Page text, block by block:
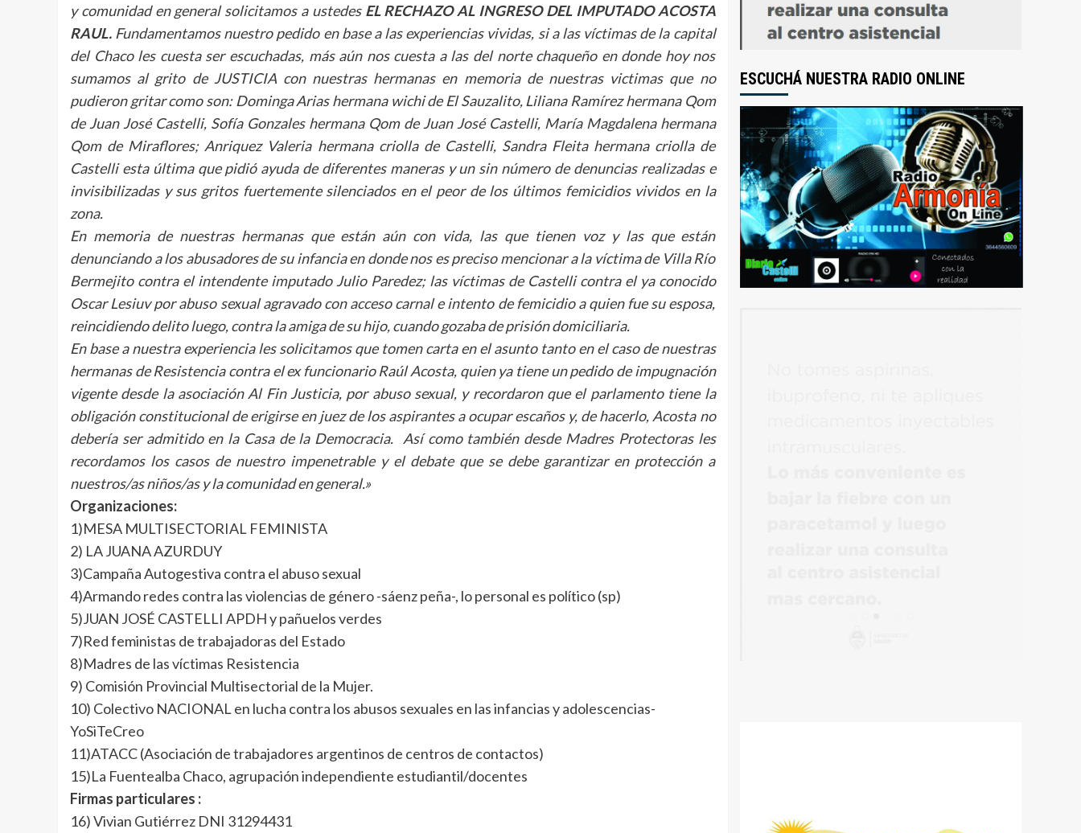
y comunidad en general solicitamos a ustedesEL RECHAZO AL INGRESO DEL IMPUTADO ACOSTA
RAUL. Fundamentamos nuestro pedido en base a las experiencias vividas, si a las víctimas de la capital
del Chaco les cuesta ser escuchadas, más aún nos cuesta a las del norte chaqueño en donde hoy nos
sumamos al grito de JUSTICIA con nuestras hermanas en memoria de nuestras victimas que no
pudieron gritar como son: Dominga Arias hermana wichi de El Sauzalito, Liliana Ramírez hermana Qom
de Juan José Castelli, Sofía Gonzales hermana Qom de Juan José Castelli, María Magdalena hermana
Qom de Miraflores; Anriquez Valeria hermana criolla de Castelli, Sandra Fleita hermana criolla de
Castelli esta última que pidió ayuda de diferentes maneras y un sin número de denuncias realizadas e
invisibilizadas y sus gritos fuertemente silenciados en el peor de los últimos femicidios vividos en la
zona.
En memoria de nuestras hermanas que están aún con vida, las que tienen voz y las que están
denunciando a los abusadores de su infancia en donde nos es preciso mencionar a la víctima de Villa Río
Bermejito contra el intendente imputado Julio Paredez; las víctimas de Castelli contra el ya conocido
Oscar Lesiuv por abuso sexual agravado con acceso carnal e intento de femicidio a quien fue su esposa,
reincidiendo delito luego, contra la amiga de su hijo, cuando gozaba de prisión domiciliaria.
En base a nuestra experiencia les solicitamos que tomen carta en el asunto tanto en el caso de nuestras
hermanas de Resistencia contra el ex funcionario Raúl Acosta, quien ya tiene un pedido de impugnación
vigente desde la asociación Al Fin Justicia, por abuso sexual, y recordaron que el parlamento tiene la
obligación constitucional de erigirse en juez de los aspirantes a ocupar escaños y, de hacerlo, Acosta no
debería ser admitido en la Casa de la Democracia. Así como también desde Madres Protectoras les
recordamos los casos de nuestro impenetrable y el debate que se debe garantizar en protección a
nuestros/as niños/as y la comunidad en general.»
Organizaciones:
1)MESA MULTISECTORIAL FEMINISTA
2) LA JUANA AZURDUY
3)Campaña Autogestiva contra el abuso sexual
4)Armando redes contra las violencias de género -sáenz peña-, lo personal es político (sp)
5)JUAN JOSÉ CASTELLI APDH y pañuelos verdes
7)Red feministas de trabajadoras del Estado
8)Madres de las víctimas Resistencia
9) Comisión Provincial Multisectorial de la Mujer.
10) Colectivo NACIONAL en lucha contra los abusos sexuales en las infancias y adolescencias-
YoSiTeCreo
11)ATACC (Asociación de trabajadores argentinos de centros de contactos)
15)La Fuentealba Chaco, agrupación independiente estudiantil/docentes
Firmas particulares :
16) Vivian Gutiérrez DNI 31294431
ESCUCHÁ NUESTRA RADIO ONLINE